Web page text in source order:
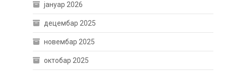
јануар 2026
децембар 2025
новембар 2025
октобар 2025